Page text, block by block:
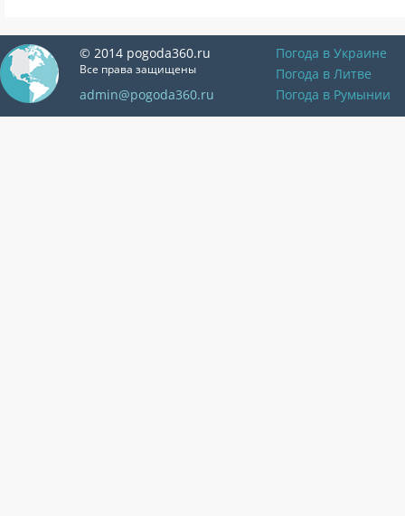
© 2014 pogoda360.ru
Все права защищены
admin@pogoda360.ru
Погода в Украине
Погода в Литве
Погода в Румынии